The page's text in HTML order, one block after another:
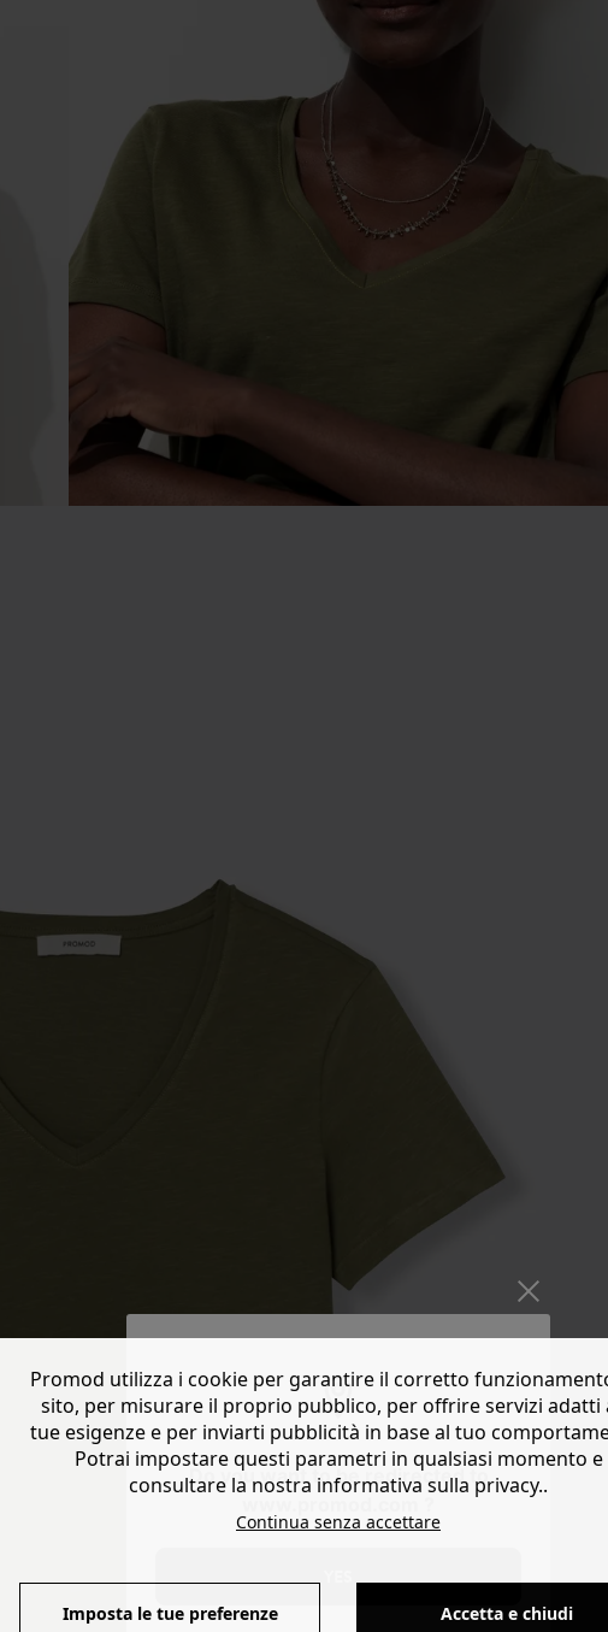
Do you want to be redirected to
Promod utilizza i cookie per garantire il corretto
sito, per misurare il proprio pubblico, per offrire servizi adatti
tue esigenze e per inviarti pubblicità in base al tuo
Potrai impostare questi parametri in qualsiasi momento e
consultare la nostra informativa sulla privacy..
Continua senza accettare
Imposta le tue preferenze Accetta e chiudi